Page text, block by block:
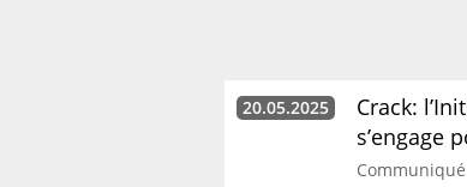
20.05.2025
Crack:
s’engage
Communiqué